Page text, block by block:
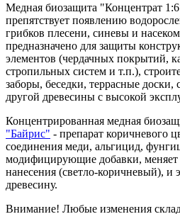
Медная биозащита "Концентрат
препятствует появлению
грибков плесени, синевы и
предназначено для защиты
элементов (чердачных покрытий,
стропильных систем и т.п.),
заборы, беседки, террасные
другой древесины с высокой
Концентрированная медная
"Байрис" - препарат коричневого
соединения меди, альгицид,
модифицирующие добавки, меняет
нанесения (светло-коричневый), и
древесину.
Внимание! Любые изменения